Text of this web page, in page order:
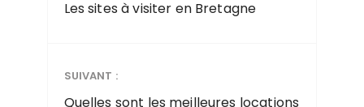
Les sites à visiter en Bretagne
SUIVANT :
Quelles sont les meilleures locations